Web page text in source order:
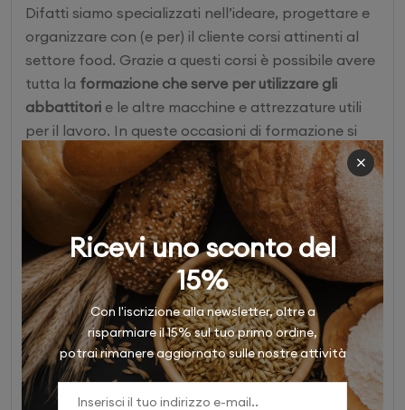
Ricevi uno sconto del
15%
Con l'iscrizione alla newsletter, oltre a
risparmiare il 15% sul tuo primo ordine,
potrai rimanere aggiornato sulle nostre attività
Difatti siamo specializzati nell’ideare, progettare e
organizzare con (e per) il cliente corsi attinenti al
settore food. Grazie a questi corsi è possibile avere
tutta la formazione che serve per utilizzare gli
abbattitori e le altre macchine e attrezzature utili
per il lavoro. In queste occasioni di formazione si
pone la necessaria attenzione a nuove funzionalità
e tecnologie emergenti.
Tendenze e innovazioni nel
settore degli abbattitori
Ribadiamo che per essere sempre informati sulle
ultime tendenze e innovazioni nel settore degli
abbattitori di temperatura, su nuove funzionalità e
tecnologie emergenti, la strada migliore e affidarsi
a una realtà come la nostra.